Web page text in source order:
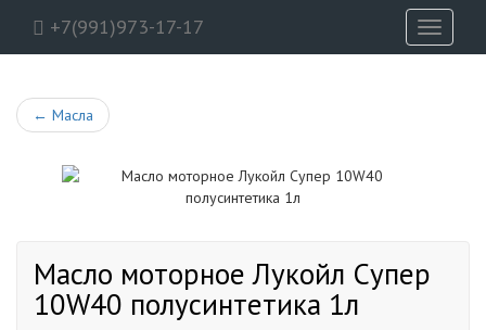
+7(991)973-17-17
Toggle
← Масла
Масло моторное Лукойл Супер
10W40 полусинтетика 1л